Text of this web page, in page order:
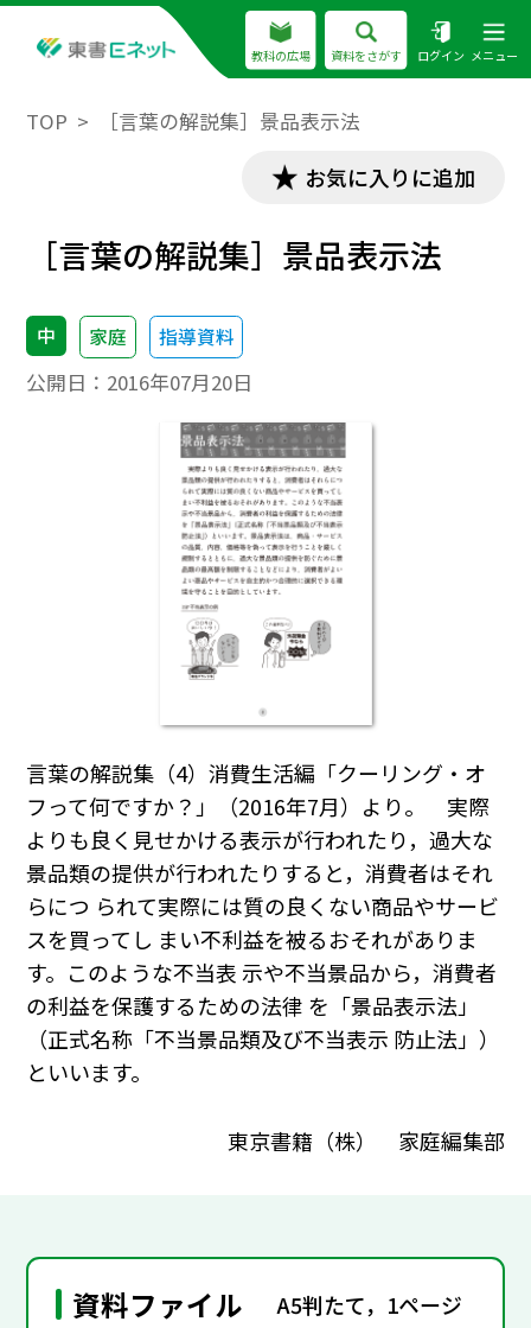
教科の広場 資料をさがす ログイン メニュー
TOP ［言葉の解説集］景品表示法
お気に入りに追加
［言葉の解説集］景品表示法
中 家庭 指導資料
公開日： 2016年07月20日
言葉の解説集（4）消費生活編「クーリング・オ
フって何ですか？」（2016年7月）より。 実際
よりも良く見せかける表示が行われたり，過大な
景品類の提供が行われたりすると，消費者はそれ
らにつ られて実際には質の良くない商品やサービ
スを買ってし まい不利益を被るおそれがありま
す。このような不当表 示や不当景品から，消費者
の利益を保護するための法律 を「景品表示法」
（正式名称「不当景品類及び不当表示 防止法」）
といいます。
東京書籍（株） 家庭編集部
資料ファイル A5判たて，1ページ